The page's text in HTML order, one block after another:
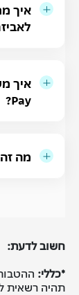
איך
Pay?
מה
חשוב לדעת:
*כללי:
תהיה רשאית